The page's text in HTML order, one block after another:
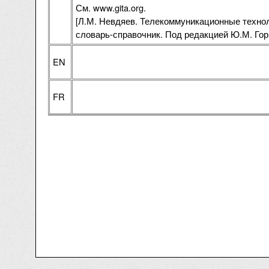
См. www.gita.org.
[Л.М. Невдяев. Телекоммуникационные
словарь-справочник. Под редакцией Ю.М.
EN
FR